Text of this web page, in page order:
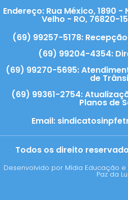
Endereço: Rua México, 1890
Velho - RO, 76820-
(69) 99257-5178:
(69) 99204-4354:
(69) 99270-5695:
de
(69) 99361-2754:
Planos de
Email:
Todos os direito
Desenvolvido por Mídia Educação e
Paz da